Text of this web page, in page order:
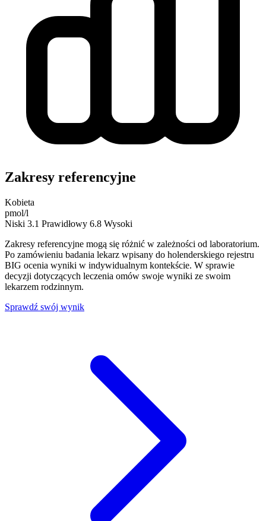
Zakresy referencyjne
Kobieta
pmol/l
Niski 3.1 Prawidłowy 6.8 Wysoki
Zakresy referencyjne mogą się różnić w zależności od laboratorium.
Po zamówieniu badania lekarz wpisany do holenderskiego rejestru
BIG ocenia wyniki w indywidualnym kontekście. W sprawie
decyzji dotyczących leczenia omów swoje wyniki ze swoim
lekarzem rodzinnym.
Sprawdź swój wynik